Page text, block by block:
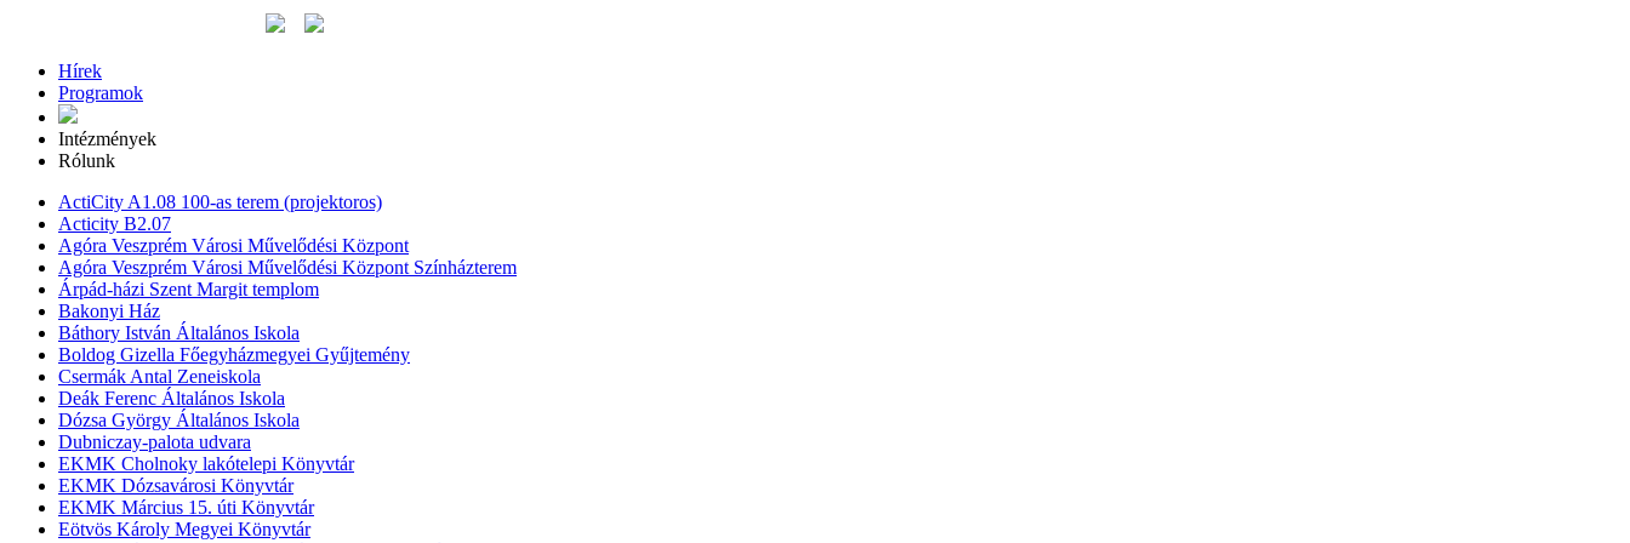
Hírek
Programok
Intézmények
Rólunk
ActiCity A1.08 100-as terem (projektoros)
Acticity B2.07
Agóra Veszprém Városi Művelődési Központ
Agóra Veszprém Városi Művelődési Központ Színházterem
Árpád-házi Szent Margit templom
Bakonyi Ház
Báthory István Általános Iskola
Boldog Gizella Főegyházmegyei Gyűjtemény
Csermák Antal Zeneiskola
Deák Ferenc Általános Iskola
Dózsa György Általános Iskola
Dubniczay-palota udvara
EKMK Cholnoky lakótelepi Könyvtár
EKMK Dózsavárosi Könyvtár
EKMK Március 15. úti Könyvtár
Eötvös Károly Megyei Könyvtár